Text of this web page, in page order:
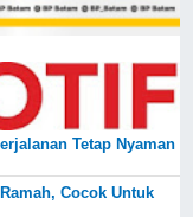
Tetap Nyaman
Cocok Untuk